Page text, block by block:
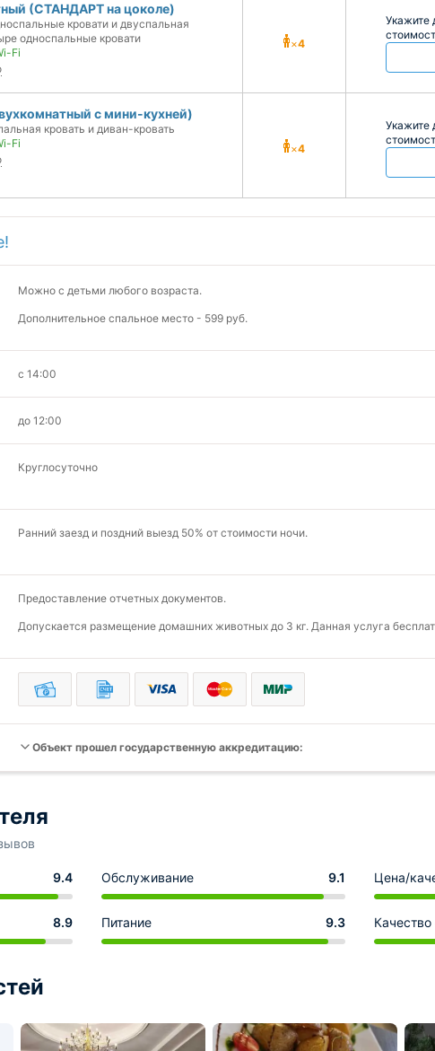
(СТАНДАРТ на цоколе)
кровати и двуспальная
односпальные кровати
Fi
×4
Укажите
с мини-кухней)
кровать и диван-кровать
Fi
×4
Укажите
Можно с детьми любого возраста.
Дополнительное спальное место - 599 руб.
с 14:00
до 12:00
Круглосуточно
Ранний заезд и поздний выезд 50% от стоимости ночи.
Предоставление отчетных документов.
Допускается размещение домашних животных до 3 кг. Данная услуга
Объект прошел государственную аккредитацию:
9.4 Обслуживание 9.1 Цена/
8.9 Питание 9.3 Качество